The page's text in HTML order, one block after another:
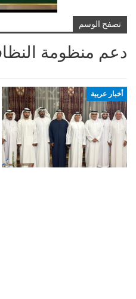
تصفح الوسم
دعم منظومة
أخبار عربية